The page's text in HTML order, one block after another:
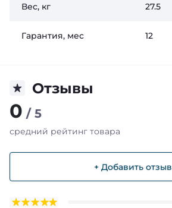
Вес, кг 27.5
Гарантия, мес 12
Отзывы
0 / 5
средний рейтинг товара
+ Добавить отзыв